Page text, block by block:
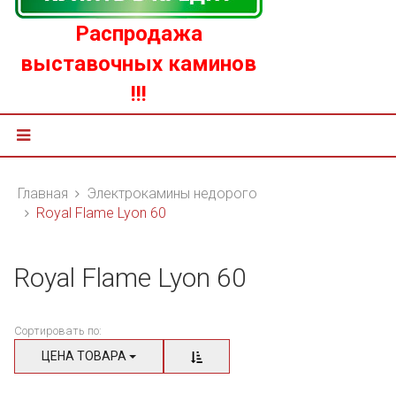
Распродажа
выставочных каминов
!!!
Главная
Электрокамины недорого
Royal Flame Lyon 60
Royal Flame Lyon 60
Сортировать по:
ЦЕНА ТОВАРА